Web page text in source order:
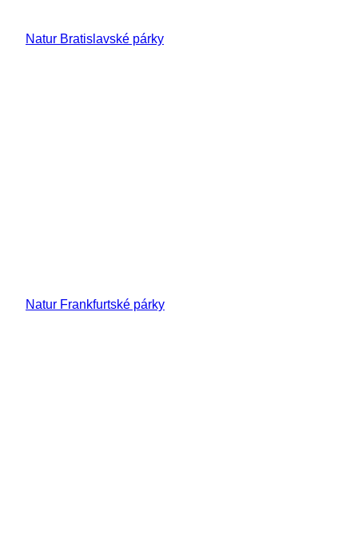
Natur Bratislavské párky
Natur Frankfurtské párky